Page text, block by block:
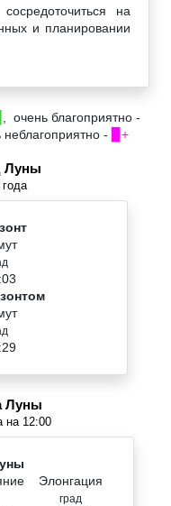
на
и планировании
, очень благоприятно -
неблагоприятно - ▉+
Луны
Луны
на 12:00
Элонгация
град